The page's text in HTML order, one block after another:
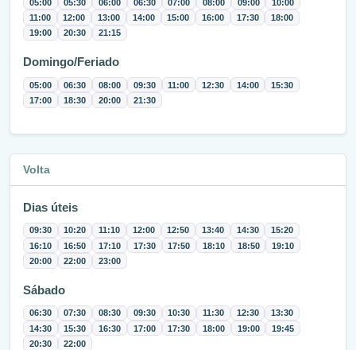
05:00 05:30 06:00 06:30 07:00 08:00 09:00
10:00
11:00
12:00 13:00 14:00 15:00 16:00 17:30
18:00
19:00
20:30 21:15
Domingo/Feriado
05:00 06:30 08:00 09:30 11:00 12:30 14:00
15:30
17:00
18:30 20:00 21:30
Volta
Dias úteis
09:30 10:20 11:10 12:00 12:50 13:40 14:30
15:20
16:10
16:50 17:10 17:30 17:50 18:10 18:50
19:10
20:00
22:00 23:00
Sábado
06:30 07:30 08:30 09:30 10:30 11:30 12:30
13:30
14:30
15:30 16:30 17:00 17:30 18:00 19:00
19:45
20:30
22:00